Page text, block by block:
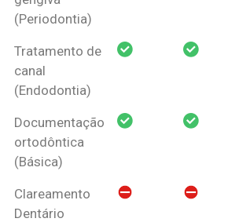
(Periodontia)
Tratamento de
canal
(Endodontia)
Documentação
ortodôntica
(Básica)
Clareamento
Dentário